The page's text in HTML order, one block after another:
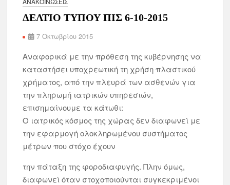
ΔΕΛΤΙΟ ΤΥΠΟΥ ΠΙΣ 6-10-2015
7 Οκτωβρίου 2015
Αναφορικά με την πρόθεση της κυβέρνησης να
καταστήσει υποχρεωτική τη χρήση πλαστικού
χρήματος, από την πλευρά των ασθενών για
την πληρωμή ιατρικών υπηρεσιών,
επισημαίνουμε τα κάτωθι:
Ο ιατρικός κόσμος της χώρας δεν διαφωνεί με
την εφαρμογή ολοκληρωμένου συστήματος
μέτρων που στόχο έχουν
την πάταξη της φοροδιαφυγής. Πλην όμως,
διαφωνεί όταν στοχοποιούνται συγκεκριμένοι